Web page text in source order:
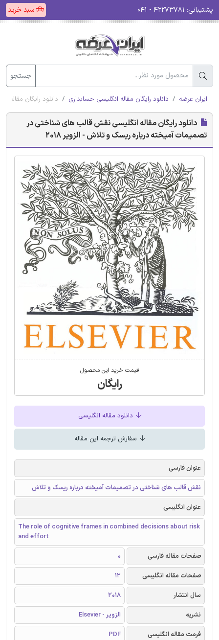
پشتیبانی: سبد خرید
جستجو
ایران عرضه دانلود رایگان مقاله انگلیسی حسابداری دانلود رایگان مقاله
دانلود رایگان مقاله انگلیسی نقش قالب های شناختی در
تصمیمات آمیخته درباره ریسک و تلاش - الزویر 2018
قیمت خرید این محصول
رایگان
دانلود مقاله انگلیسی
سفارش ترجمه این مقاله
عنوان فارسی
نقش قالب های شناختی در تصمیمات آمیخته درباره ریسک و تلاش
عنوان انگلیسی
The role of cognitive frames in combined decisions about risk
and effort
صفحات مقاله فارسی
0
صفحات مقاله انگلیسی
12
سال انتشار
2018
نشریه
الزویر - Elsevier
فرمت مقاله انگلیسی
PDF